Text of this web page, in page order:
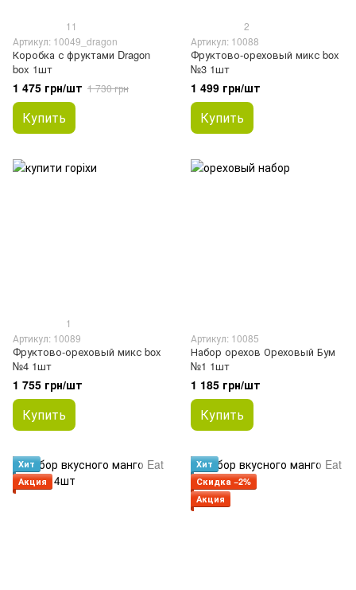
11
Артикул: 10049_dragon
Коробка с фруктами Dragon
box 1шт
1 475 грн/шт 1 730 грн
Купить
2
Артикул: 10088
Фруктово-ореховый микс box
№3 1шт
1 499 грн/шт
Купить
1
Артикул: 10089
Фруктово-ореховый микс box
№4 1шт
1 755 грн/шт
Купить
Артикул: 10085
Набор орехов Ореховый Бум
№1 1шт
1 185 грн/шт
Купить
Хит
Акция
Хит
Скидка −2%
Акция